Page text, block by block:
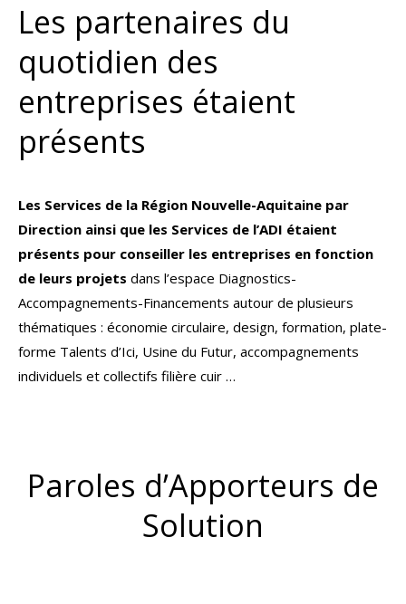
Les partenaires du
quotidien des
entreprises étaient
présents
Les Services de la Région Nouvelle-Aquitaine par
Direction ainsi que les Services de l’ADI étaient
présents pour conseiller les entreprises en fonction
de leurs projets dans l’espace Diagnostics-
Accompagnements-Financements autour de plusieurs
thématiques : économie circulaire, design, formation, plate-
forme Talents d’Ici, Usine du Futur, accompagnements
individuels et collectifs filière cuir …
Paroles d’Apporteurs de
Solution